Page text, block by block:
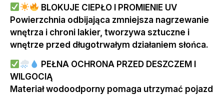
BLOKUJE CIEPŁO I PROMIENIE UV
Powierzchnia odbijająca zmniejsza nagrzewanie
wnętrza i chroni lakier, tworzywa sztuczne i
wnętrze przed długotrwałym działaniem słońca.
PEŁNA OCHRONA PRZED DESZCZEM I
WILGOCIĄ
Materiał wodoodporny pomaga utrzymać pojazd